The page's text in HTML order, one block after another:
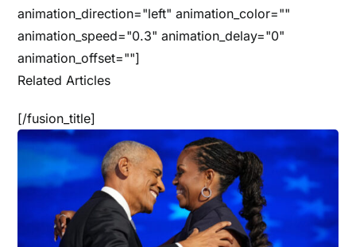
animation_direction="left" animation_color=""
animation_speed="0.3" animation_delay="0"
animation_offset=""]
Related Articles
[/fusion_title]